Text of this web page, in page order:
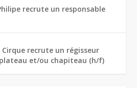
recrute un responsable
recrute un régisseur
et/ou chapiteau (h/f)